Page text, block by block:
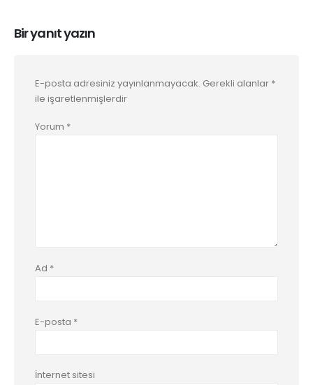
Bir yanıt yazın
E-posta adresiniz yayınlanmayacak. Gerekli alanlar *
ile işaretlenmişlerdir
Yorum *
Ad *
E-posta *
İnternet sitesi